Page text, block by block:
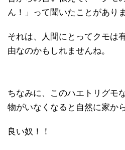
ん！」って聞いたことがあり
それは、人間にとってクモは
由なのかもしれませんね。
ちなみに、このハエトリグモ
物がいなくなると自然に家か
良い奴！！